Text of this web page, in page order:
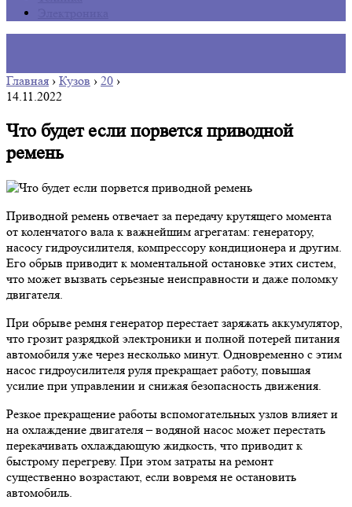
Главная › Кузов › 20 ›
14.11.2022
Что будет если порвется приводной
ремень
Приводной ремень отвечает за передачу крутящего момента
от коленчатого вала к важнейшим агрегатам: генератору,
насосу гидроусилителя, компрессору кондиционера и другим.
Его обрыв приводит к моментальной остановке этих систем,
что может вызвать серьезные неисправности и даже поломку
двигателя.
При обрыве ремня генератор перестает заряжать аккумулятор,
что грозит разрядкой электроники и полной потерей питания
автомобиля уже через несколько минут. Одновременно с этим
насос гидроусилителя руля прекращает работу, повышая
усилие при управлении и снижая безопасность движения.
Резкое прекращение работы вспомогательных узлов влияет и
на охлаждение двигателя – водяной насос может перестать
перекачивать охлаждающую жидкость, что приводит к
быстрому перегреву. При этом затраты на ремонт
существенно возрастают, если вовремя не остановить
автомобиль.